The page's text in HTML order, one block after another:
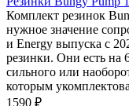
Комплект резинок
нужное значение
и Energy выпуска с
резинки. Они есть на
сильного или
которым
1590 ₽